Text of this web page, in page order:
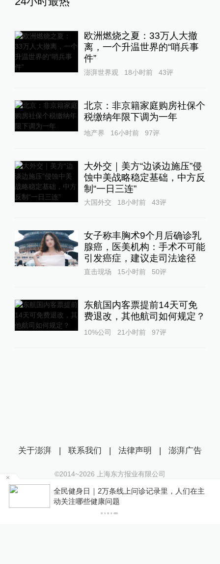
欧洲燃烧之夏：33万人大撤
离，一个升温世界的“哨兵事
件”
澎湃世界观 18小时前 43评
北京：非京籍家庭购房社保个
税缴纳年限下调为一年
地产界 16小时前 97评
大外交｜美方“边谈边施压”侵
蚀中美战略稳定基础，中方反
制“一日三连”
大国外交 18小时前 43评
女子称丰胸术9个月后确诊乳
腺癌，医美机构：手术不可能
引发癌症，建议走司法途径
直击现场 15小时前 50评
东航国内客票提前14天可免
费退改，其他航司如何规定？
10%公司 21小时前 97评
全民健身日｜2万条线上问诊记录里，人们在主
动关注哪些健康问题
关于澎湃 | 联系我们 | 法律声明 | 澎湃广告
©2014~2026 上海东方报业有限公司
沪ICP证：沪B2-20170116 | 沪ICP备14003370号
互联网新闻信息服务许可证：31120170006
沪公网安备 31010602000299号